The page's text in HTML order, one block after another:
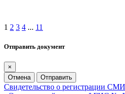
1 2 3 4 ... 11
Отправить документ
×
Отмена
Отправить
Свидетельство о регистрации